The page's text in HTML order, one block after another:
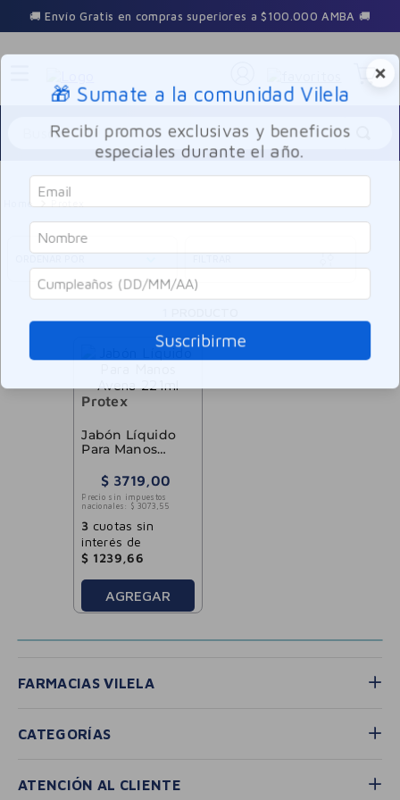
🚚 Envío Gratis en compras superiores a $100.000 AMBA 🚚
Buscar
Protex
Jabón Líquido
Para Manos
$ 3719,00
Precio sin impuestos
nacionales: $ 3073 , 55
3 cuotas sin
interés de
$ 1239,66
AGREGAR
FARMACIAS VILELA
CATEGORÍAS
ATENCIÓN AL CLIENTE
×
🎁 Sumate a la comunidad Vilela
Recibí promos exclusivas y beneficios
especiales durante el año.
Suscribirme